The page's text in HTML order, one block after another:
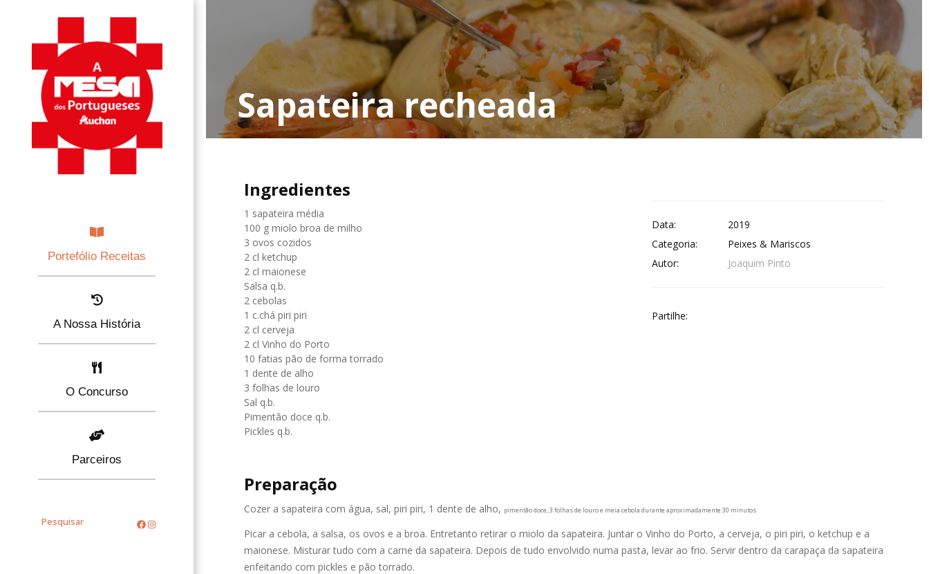
Portefólio Receitas
A Nossa História
O Concurso
Parceiros
Pesquisar
Sapateira recheada
Ingredientes
1 sapateira média
100 g miolo broa de milho
3 ovos cozidos
2 cl ketchup
2 cl maionese
Salsa q.b.
2 cebolas
1 c.chá piri piri
2 cl cerveja
2 cl Vinho do Porto
10 fatias pão de forma torrado
1 dente de alho
3 folhas de louro
Sal q.b.
Pimentão doce q.b.
Pickles q.b.
Data:
2019
Categoria:
Peixes & Mariscos
Autor:
Joaquim Pinto
Partilhe:
Preparação
Cozer a sapateira com água, sal, piri piri, 1 dente de alho, pimentão doce, 3 folhas de louro e meia cebola durante aproximadamente 30 minutos.
Picar a cebola, a salsa, os ovos e a broa. Entretanto retirar o miolo da sapateira. Juntar o Vinho do Porto, a cerveja, o piri piri, o ketchup e a
maionese. Misturar tudo com a carne da sapateira. Depois de tudo envolvido numa pasta, levar ao frio. Servir dentro da carapaça da sapateira
enfeitando com pickles e pão torrado.